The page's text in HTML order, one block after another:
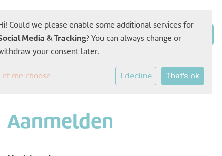
Aanmelden
Could we please enable some additional services for
Media & Tracking? You can always change or
your consent later.
me choose I decline That's ok